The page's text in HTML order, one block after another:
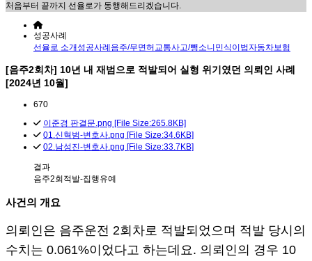
처음부터 끝까지 선율로가 동행해드리겠습니다.
성공사례
선율로 소개성공사례 음주/무면허 교통사고/뺑소니 민식이법자동차보험
[음주2회차] 10년 내 재범으로 적발되어 실형 위기였던 의뢰인 사례
[2024년 10월]
670
이준경 판결문.png [File Size:265.8KB]
01.신혁범-변호사.png [File Size:34.6KB]
02.남성진-변호사.png [File Size:33.7KB]
결과
음주2회적발-집행유예
사건의 개요
의뢰인은 음주운전 2회차로 적발되었으며 적발 당시의
수치는 0.061%이었다고 하는데요. 의뢰인의 경우 10